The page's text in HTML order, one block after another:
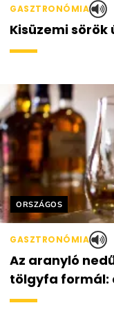
GASZTRONÓMIA
Kisüzemi sörök
Helyszín címkék:
ORSZÁGOS
GASZTRONÓMIA
Az aranyló
tölgyfa formál: